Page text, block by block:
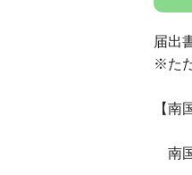
届出
※た
【南
南